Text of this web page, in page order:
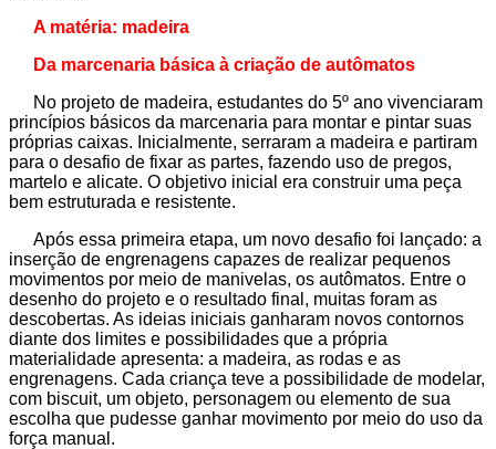
A matéria: madeira
Da marcenaria básica à criação de autômatos
No projeto de madeira, estudantes do 5º ano vivenciaram
princípios básicos da marcenaria para montar e pintar suas
próprias caixas. Inicialmente, serraram a madeira e partiram
para o desafio de fixar as partes, fazendo uso de pregos,
martelo e alicate. O objetivo inicial era construir uma peça
bem estruturada e resistente.
Após essa primeira etapa, um novo desafio foi lançado: a
inserção de engrenagens capazes de realizar pequenos
movimentos por meio de manivelas, os autômatos. Entre o
desenho do projeto e o resultado final, muitas foram as
descobertas. As ideias iniciais ganharam novos contornos
diante dos limites e possibilidades que a própria
materialidade apresenta: a madeira, as rodas e as
engrenagens. Cada criança teve a possibilidade de modelar,
com biscuit, um objeto, personagem ou elemento de sua
escolha que pudesse ganhar movimento por meio do uso da
força manual.